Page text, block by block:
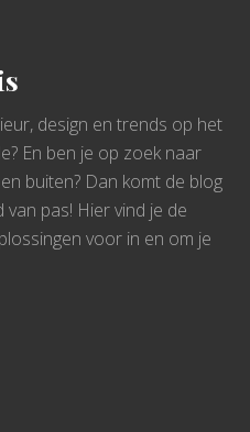
design en trends op het
En ben je op zoek naar
buiten? Dan komt de blog
pas! Hier vind je de
voor in en om je